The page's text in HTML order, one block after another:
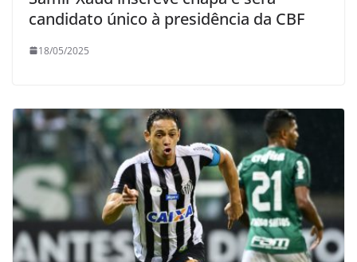
candidato único à presidência da CBF
18/05/2025